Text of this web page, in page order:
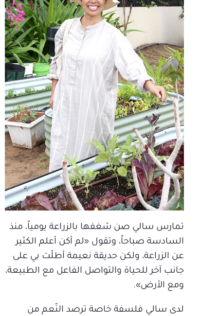
تمارس سالي صن شغفها بالزراعة يومياً، منذ
السادسة صباحاً، وتقول «لم أكن أعلم الكثير
عن الزراعة، ولكن حديقة نعيمة أطلّت بي على
جانب آخر للحياة والتواصل الفاعل مع الطبيعة،
ومع الأرض».
لدى سالي فلسفة خاصة ترصد النّعم من